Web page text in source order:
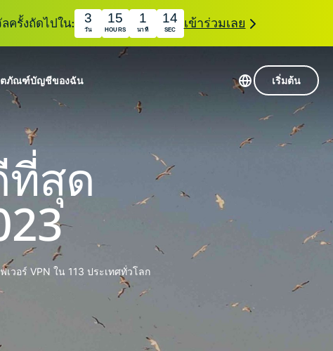
ครั้งถัดไปใน: 3
วัน
15
HOURS
1
นาที
13
SEC เข้าร่วมเลย
เซิร์ฟเวอร์ใน 113 ประเทศ
VPN ความเร็วสูง
VPN สำหรับเล่นเกม
เกี่ยวกับ ExpressVPN
ญชีจะมอบการเข้าถึงชุดเครื่องมือความเป็นส่วนตัว
การเพิ่มขึ้นอย่างต่อเนื่องซึ่งสามารถใช้งานร่วมกันได้
ดับชีวิตดิจิทัลของคุณ
ใช้งานขั้นเริ่มต้น
รหัสของ VPN
ภัณฑ์
winning
macOS
antivirus,
firewall,
system tools,
and more.
บัญชีของฉัน เริ่มต้น
ที่สุด
วอร์ VPN ใน 113 ประเทศทั่วโลก